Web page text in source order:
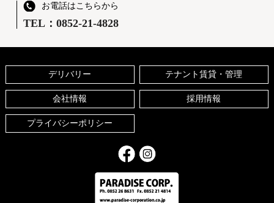
お電話はこちらから
TEL：0852-21-4828
デリバリー テナント賃貸・管理
会社情報 採用情報
プライバシーポリシー